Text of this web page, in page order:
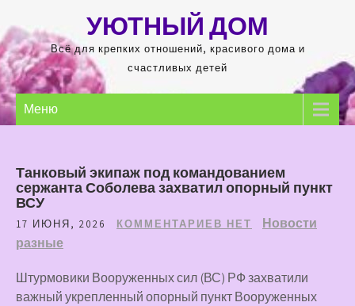
содержимому
УЮТНЫЙ ДОМ
Всё для крепких отношений, красивого дома и
счастливых детей
Меню
Танковый экипаж под командованием
сержанта Соболева захватил опорный пункт
ВСУ
17 ИЮНЯ, 2026 КОММЕНТАРИЕВ НЕТ
Новости
разные
Штурмовики Вооруженных сил (ВС) РФ захватили
важный укрепленный опорный пункт Вооруженных